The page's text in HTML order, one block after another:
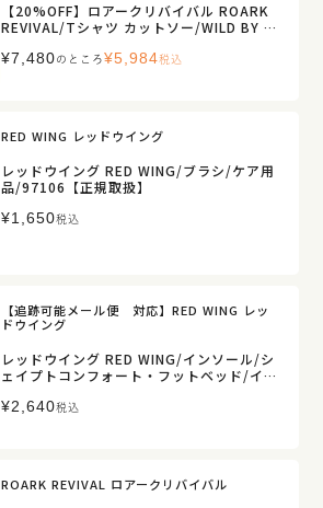
【20%OFF】ロアークリバイバル ROARK
REVIVAL/Tシャツ カットソー/WILD BY N
TJF1222/メンズ【正規取扱】
¥7,480 のところ¥5,984税込
RED WING レッドウイング
レッドウイング RED WING/ブラシ/ケア用
品/97106【正規取扱】
¥1,650税込
【追跡可能メール便 対応】RED WING レッ
ドウイング
レッドウイング RED WING/インソール/シ
ェイプトコンフォート・フットベッド/イン
¥2,640税込
ROARK REVIVAL ロアークリバイバル